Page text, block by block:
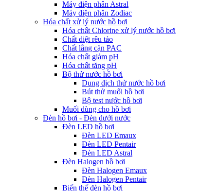
Máy điện phân Astral
Máy điện phân Zodiac
Hóa chất xử lý nước hồ bơi
Hóa chất Chlorine xử lý nước hồ bơi
Chất diệt rêu tảo
Chất lắng cặn PAC
Hóa chất giảm pH
Hóa chất tăng pH
Bộ thử nước hồ bơi
Dung dịch thử nước hồ bơi
Bút thử muối hồ bơi
Bộ test nước hồ bơi
Muối dùng cho hồ bơi
Đèn hồ bơi - Đèn dưới nước
Đèn LED hồ bơi
Đèn LED Emaux
Đèn LED Pentair
Đèn LED Astral
Đèn Halogen hồ bơi
Đèn Halogen Emaux
Đèn Halogen Pentair
Biến thế đèn hồ bơi